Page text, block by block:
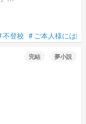
不登校 # ご本人様には関
完結 夢小説